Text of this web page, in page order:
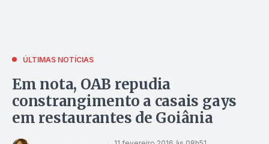
ÚLTIMAS NOTÍCIAS
Em nota, OAB repudia
constrangimento a casais gays
em restaurantes de Goiânia